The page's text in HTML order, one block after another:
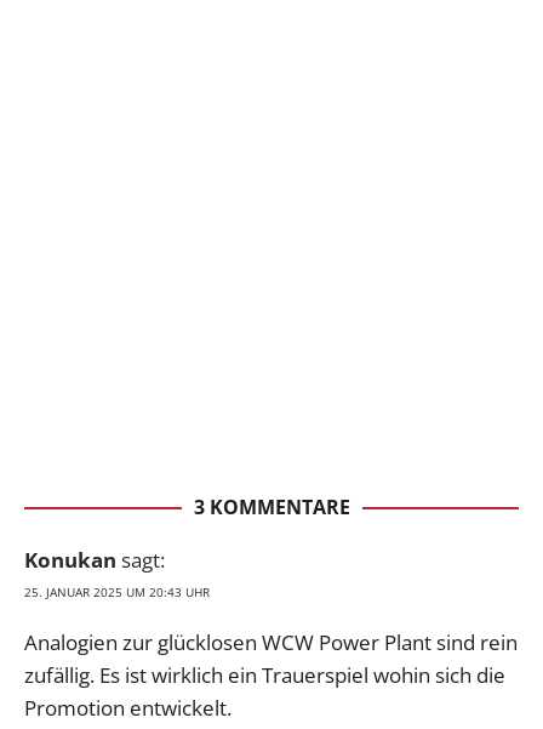
3 KOMMENTARE
Konukan sagt:
25. JANUAR 2025 UM 20:43 UHR
Analogien zur glücklosen WCW Power Plant sind rein
zufällig. Es ist wirklich ein Trauerspiel wohin sich die
Promotion entwickelt.